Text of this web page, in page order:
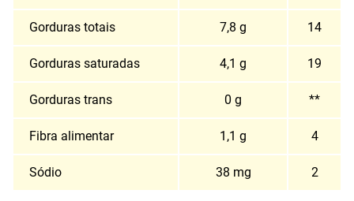
Gorduras totais 7,8 g 14
Gorduras saturadas 4,1 g 19
Gorduras trans 0 g **
Fibra alimentar 1,1 g 4
Sódio 38 mg 2